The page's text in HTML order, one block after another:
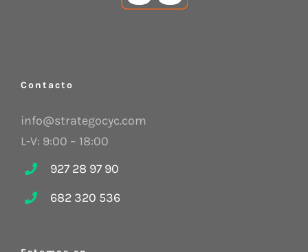
Contacto
info@strategocyc.com
L-V: 9:00 – 18:00
927 28 97 90
682 320 536